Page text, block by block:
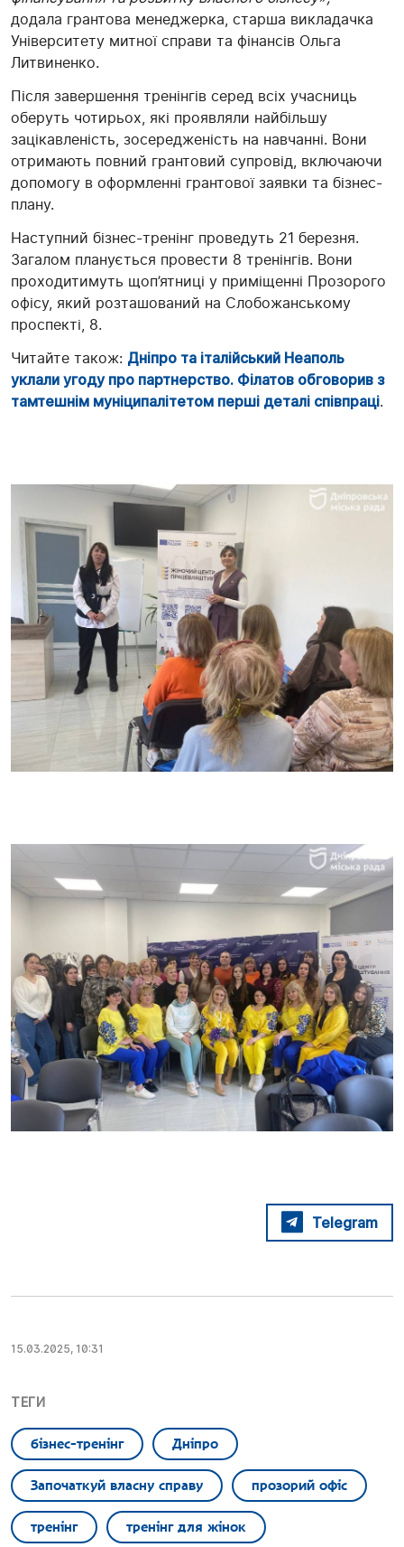
додала грантова менеджерка, старша викладачка
Університету митної справи та фінансів Ольга
Литвиненко.
Після завершення тренінгів серед всіх учасниць
оберуть чотирьох, які проявляли найбільшу
зацікавленість, зосередженість на навчанні. Вони
отримають повний грантовий супровід, включаючи
допомогу в оформленні грантової заявки та бізнес-
плану.
Наступний бізнес-тренінг проведуть 21 березня.
Загалом планується провести 8 тренінгів. Вони
проходитимуть щоп’ятниці у приміщенні Прозорого
офісу, який розташований на Слобожанському
проспекті, 8.
Читайте також: Дніпро та італійський Неаполь
уклали угоду про партнерство. Філатов обговорив з
тамтешнім муніципалітетом перші деталі співпраці.
Telegram
15.03.2025, 10:31
ТЕГИ
бізнес-тренінг Дніпро
Започаткуй власну справу прозорий офіс
тренінг тренінг для жінок